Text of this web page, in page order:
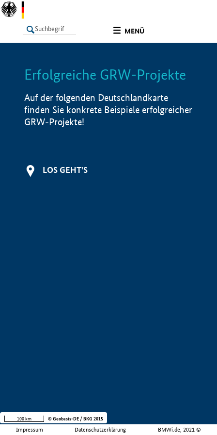
MENÜ
LISTE Info
Erfolgreiche GRW-Projekte
Auf der folgenden Deutschlandkarte
finden Sie konkrete Beispiele erfolgreicher
GRW-Projekte!
LOS GEHT'S
Impressum Datenschutzerklärung BMWi.de, 2021 ©
100 km © Geobasis-DE / BKG 2015